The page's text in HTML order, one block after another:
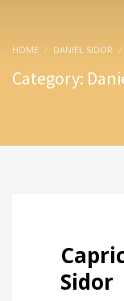
HOME DANIEL SIDOR
Category:
Sidor